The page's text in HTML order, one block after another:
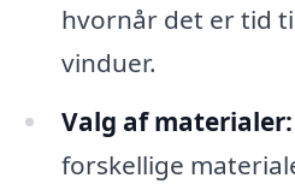
hvornår det er tid
vinduer.
Valg af materialer:
forskellige